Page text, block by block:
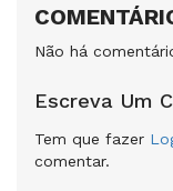
Não há
Escreva Um
Tem que fazer
comentar.